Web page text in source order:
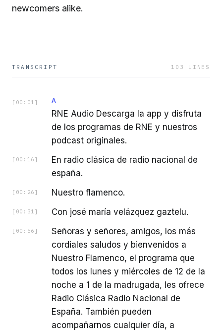
newcomers alike.
TRANSCRIPT 103 LINES
[ 00:01 ] A
RNE Audio Descarga la app y disfruta
de los programas de RNE y nuestros
podcast originales.
[ 00:16 ]
En radio clásica de radio nacional de
españa.
[ 00:26 ] Nuestro flamenco.
[ 00:31 ] Con josé maría velázquez gaztelu.
[ 00:56 ]
Señoras y señores, amigos, los más
cordiales saludos y bienvenidos a
Nuestro Flamenco, el programa que
todos los lunes y miércoles de 12 de la
noche a 1 de la madrugada, les ofrece
Radio Clásica Radio Nacional de
España. También pueden
acompañarnos cualquier día, a